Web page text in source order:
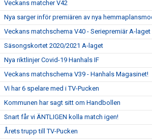
Veckans matcher V42
Nya sarger inför premiären av nya
Veckans matchschema V40 - Seriepremiär A-laget
Säsongskortet 2020/2021 A-laget
Nya riktlinjer Covid-19 Hanhals IF
Veckans matchschema V39 - Hanhals Magasinet!
Vi har 6 spelare med i TV-Pucken
Kommunen har sagt sitt om Handbollen
Snart får vi ÄNTLIGEN kolla match igen!
Årets trupp till TV-Pucken